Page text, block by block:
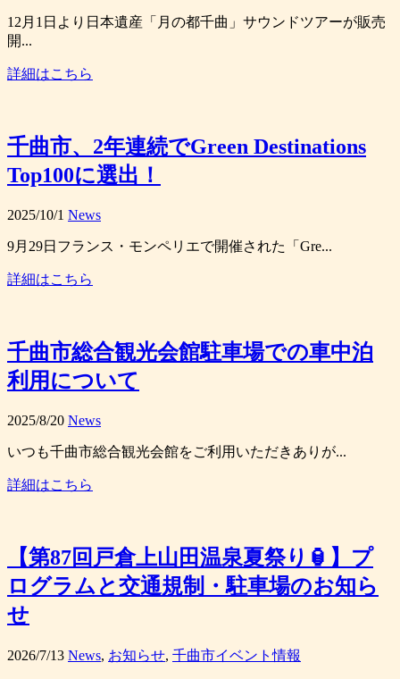
12月1日より日本遺産「月の都千曲」サウンドツアーが販売
開...
詳細はこちら
千曲市、2年連続でGreen Destinations
Top100に選出！
2025/10/1 News
9月29日フランス・モンペリエで開催された「Gre...
詳細はこちら
千曲市総合観光会館駐車場での車中泊
利用について
2025/8/20 News
いつも千曲市総合観光会館をご利用いただきありが...
詳細はこちら
【第87回戸倉上山田温泉夏祭り🏮】プ
ログラムと交通規制・駐車場のお知ら
せ
2026/7/13 News, お知らせ, 千曲市イベント情報